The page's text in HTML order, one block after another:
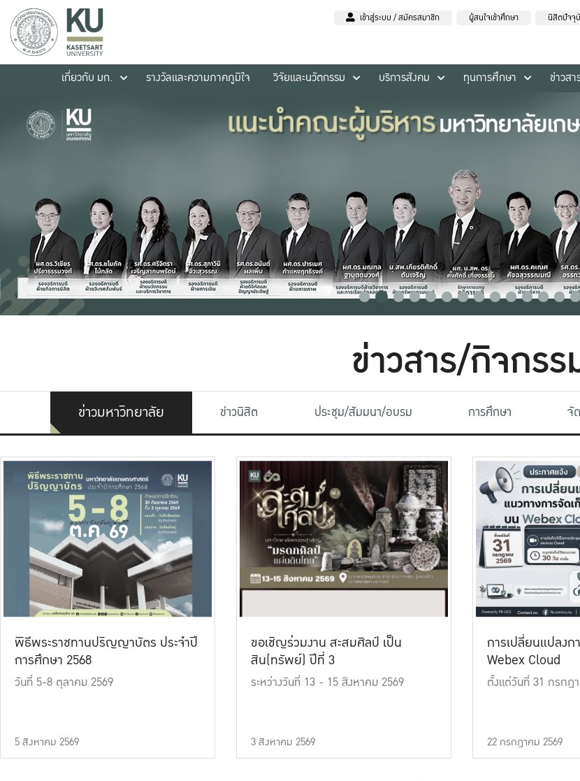
เข้าสู่ระบบ / สมัครสมาชิก ผู้สนใจเข้าศึกษา นิสิตปัจจุ
เกี่ยวกับ มก.
รางวัลและความภาคภูมิใจ วิจัยและนวัตกรรม บริการสังคม ทุนการศึกษา ข่าวส
ข่าวสาร/กิจกรร
ข่าวมหาวิทยาลัย ข่าวนิสิต ประชุม/สัมมนา/อบรม การศึกษา จั
พิธีพระราชทานปริญญาบัตร ประจำปี
การศึกษา 2568
วันที่ 5-8 ตุลาคม 2569
5 สิงหาคม 2569
ขอเชิญร่วมงาน สะสมศิลป์ เป็น
สิน(ทรัพย์) ปีที่ 3
ระหว่างวันที่ 13 - 15 สิงหาคม 2569
3 สิงหาคม 2569
การเปลี่ยนแปลง
Webex Cloud
ตั้งแต่วันที่ 31 กรกฎ
22 กรกฎาคม 2569